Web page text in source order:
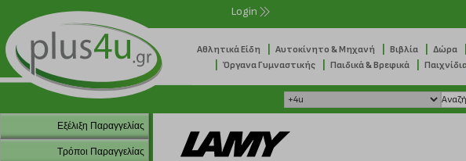
Login
Αθλητικά Είδη Αυτοκίνητο & Μηχανή Βιβλία Δώρα
Όργανα Γυμναστικής Παιδικά & Βρεφικά
Εξέλιξη Παραγγελίας
Τρόποι Παραγγελίας